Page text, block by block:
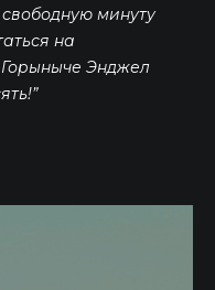
минуту
на
Энджел